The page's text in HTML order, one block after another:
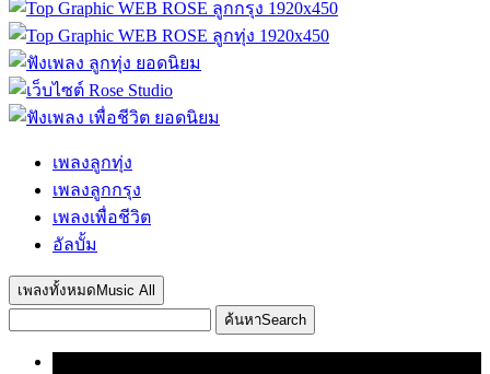
เพลงลูกทุ่ง
เพลงลูกกรุง
เพลงเพื่อชีวิต
อัลบั้ม
เพลงทั้งหมด Music All
ค้นหาSearch